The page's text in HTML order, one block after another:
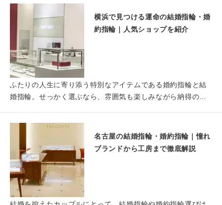
横浜で見つける運命の結婚指輪・婚
約指輪｜人気ショップを紹介
ふたりの人生に寄り添う特別なアイテムである婚約指輪と結
婚指輪。せっかく選ぶなら、雰囲気も楽しみながら納得のい
名古屋の結婚指輪・婚約指輪｜憧れ
ブランドから工房まで徹底解説